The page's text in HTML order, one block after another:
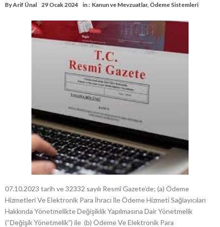
ByArif Ünal 29 Ocak 2024 in : Kanun ve Mevzuatlar, Ödeme Sistemleri
07.10.2023 tarih ve 32332 sayılı Resmî Gazete’de; (a) Ödeme
Hizmetleri Ve Elektronik Para İhracı İle Ödeme Hizmeti Sağlayıcıları
Hakkında Yönetmelikte Değişiklik Yapılmasına Dair Yönetmelik
(“Değişik Yönetmelik”) ile (b) Ödeme Ve Elektronik Para